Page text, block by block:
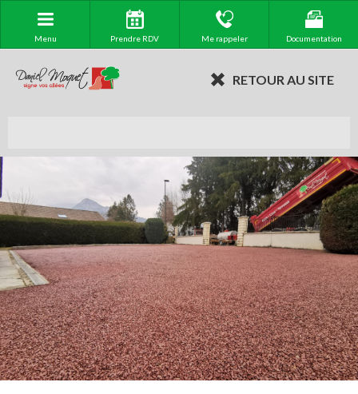
Menu Prendre RDV Me rappeler Documentation
RETOUR AU SITE